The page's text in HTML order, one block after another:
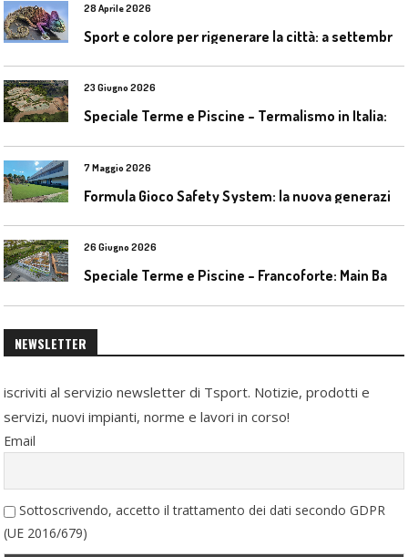
28 Aprile 2026
23 Giugno 2026
7 Maggio 2026
26 Giugno 2026
NEWSLETTER
iscriviti al servizio newsletter di Tsport. Notizie, prodotti e
servizi, nuovi impianti, norme e lavori in corso!
Email
Sottoscrivendo, accetto il trattamento dei dati secondo GDPR
(UE 2016/679)